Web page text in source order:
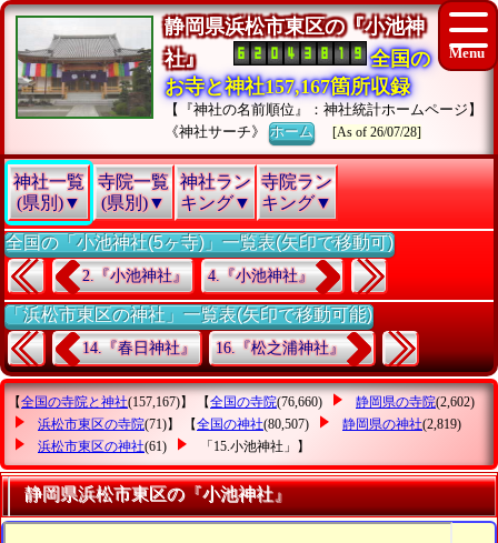
静岡県浜松市東区の『小池神
社』
全国の
お寺と神社157,167箇所収録
【『神社の名前順位』：神社統計ホームページ】
《神社サーチ》ホーム [As of 26/07/28]
神社一覧
(県別)▼
寺院一覧
(県別)▼
神社ラン
キング▼
寺院ラン
キング▼
全国の「小池神社(5ヶ寺)」一覧表(矢印で移動可)
2.『小池神社』 4.『小池神社』
「浜松市東区の神社」一覧表(矢印で移動可能)
14.『春日神社』 16.『松之浦神社』
【全国の寺院と神社(157,167)】 【全国の寺院(76,660) 静岡県の寺院(2,602)
浜松市東区の寺院(71)】 【全国の神社(80,507) 静岡県の神社(2,819)
浜松市東区の神社(61) 「15.小池神社」 】
静岡県浜松市東区の『小池神社』